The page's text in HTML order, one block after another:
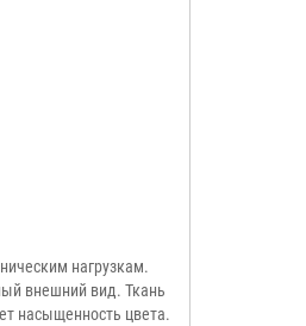
нагрузкам.
внешний вид. Ткань
насыщенность цвета.